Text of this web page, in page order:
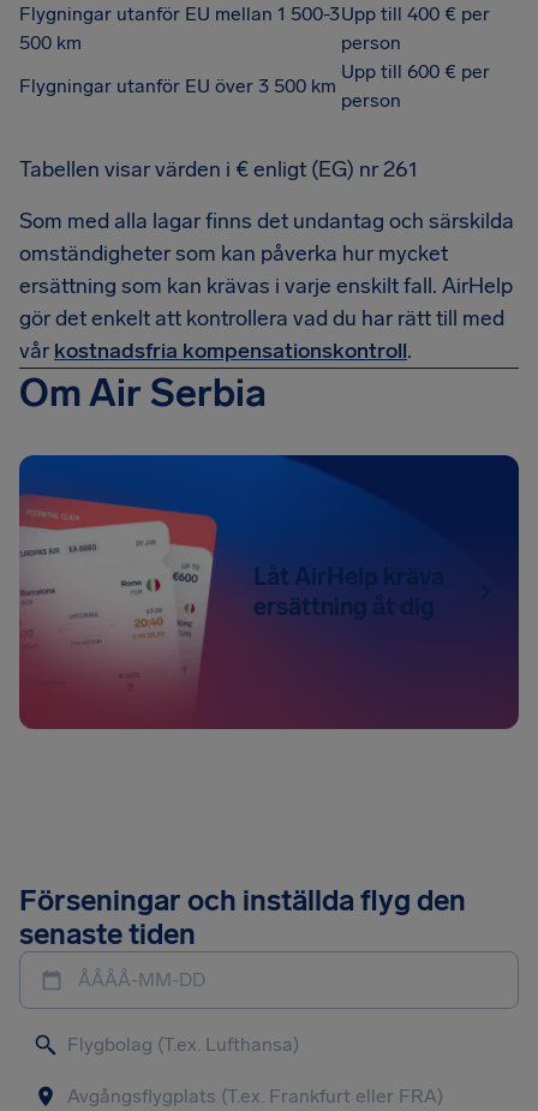
Flygningar utanför EU mellan 1 500-3
500 km
Upp till 400 € per
person
Flygningar utanför EU över 3 500 km
Upp till 600 € per
person
Tabellen visar värden i € enligt (EG) nr 261
Som med alla lagar finns det undantag och särskilda
omständigheter som kan påverka hur mycket
ersättning som kan krävas i varje enskilt fall. AirHelp
gör det enkelt att kontrollera vad du har rätt till med
vår kostnadsfria kompensationskontroll.
Om Air Serbia
Låt AirHelp kräva
ersättning åt dig
Förseningar och inställda flyg den
senaste tiden
ÅÅÅÅ-MM-DD